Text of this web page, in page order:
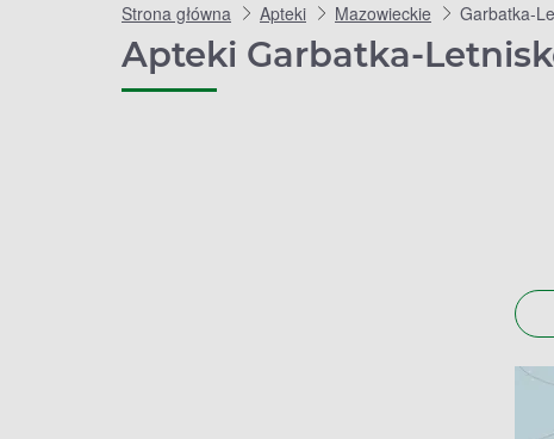
Strona główna Apteki Mazowieckie Garbatka-
Apteki Garbatka-